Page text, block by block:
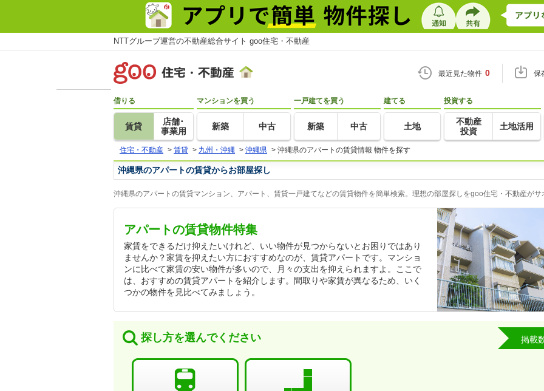
NTTグループ運営の不動産総合サイト goo住宅・不動産
最近見た物件 0 保
借りる
賃貸
店舗･
事業用
マンションを買う
新築 中古
一戸建てを買う
新築 中古
建てる
土地
投資する
不動産
投資
土地活用
住宅・不動産 > 賃貸 > 九州・沖縄 > 沖縄県 > 沖縄県のアパートの賃貸情報 物件を探す
沖縄県のアパートの賃貸からお部屋探し
沖縄県のアパートの賃貸マンション、アパート、賃貸一戸建てなどの賃貸物件を簡単検索。理想の部屋探しをgoo住宅・不動産がサ
アパートの賃貸物件特集
家賃をできるだけ抑えたいけれど、いい物件が見つからないとお困りではあり
ませんか？家賃を抑えたい方におすすめなのが、賃貸アパートです。マンショ
ンに比べて家賃の安い物件が多いので、月々の支出を抑えられますよ。ここで
は、おすすめの賃貸アパートを紹介します。間取りや家賃が異なるため、いく
つかの物件を見比べてみましょう。
探し方を選んでください 掲載